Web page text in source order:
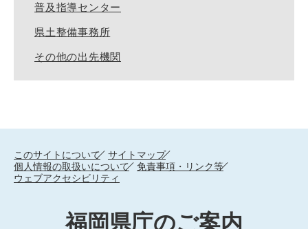
普及指導センター
県土整備事務所
その他の出先機関
このサイトについて
サイトマップ
個人情報の取扱いについて
免責事項・リンク等
ウェブアクセシビリティ
福岡県庁のご案内